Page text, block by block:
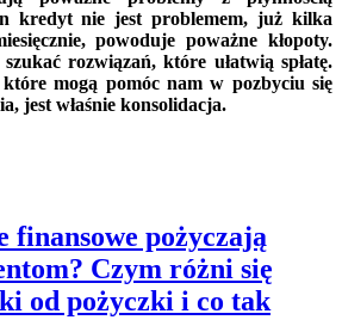
kredyt nie jest problemem, już kilka
powoduje poważne kłopoty.
rozwiązań, które ułatwią spłatę.
które mogą pomóc nam w pozbyciu się
jest właśnie konsolidacja.
finansowe pożyczają
Czym różni się
od pożyczki i co tak